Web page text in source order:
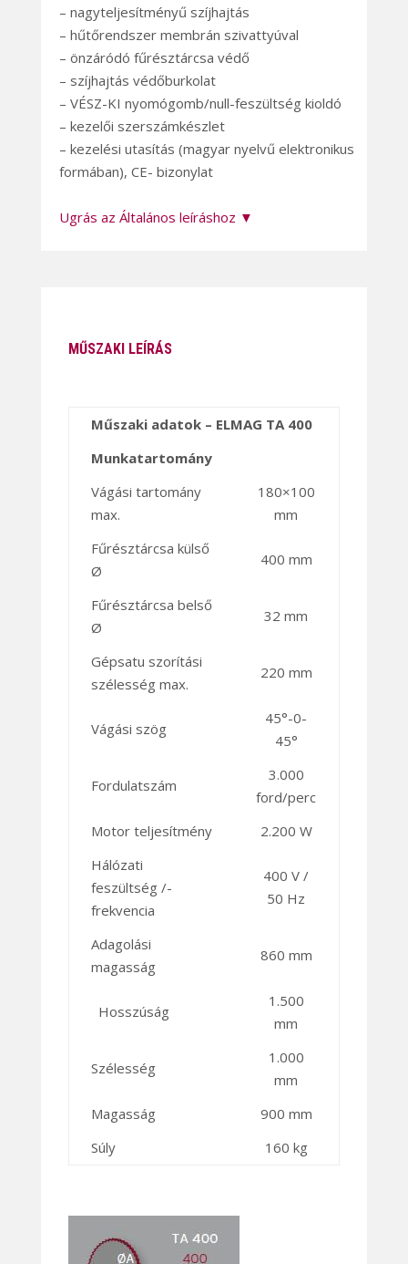
– nagyteljesítményű szíjhajtás
– hűtőrendszer membrán szivattyúval
– önzáródó fűrésztárcsa védő
– szíjhajtás védőburkolat
– VÉSZ-KI nyomógomb/null-feszültség kioldó
– kezelői szerszámkészlet
– kezelési utasítás (magyar nyelvű elektronikus
formában), CE- bizonylat
Ugrás az Általános leíráshoz ▼
MŰSZAKI LEÍRÁS
Műszaki adatok – ELMAG TA 400
Munkatartomány
Vágási tartomány
max.
180×100
mm
Fűrésztárcsa külső
Ø
400 mm
Fűrésztárcsa belső
Ø
32 mm
Gépsatu szorítási
szélesség max.
220 mm
Vágási szög
45°-0-
45°
Fordulatszám
3.000
ford/perc
Motor teljesítmény
2.200 W
Hálózati
feszültség /-
frekvencia
400 V /
50 Hz
Adagolási
magasság
860 mm
Hosszúság
1.500
mm
Szélesség
1.000
mm
Magasság
900 mm
Súly
160 kg